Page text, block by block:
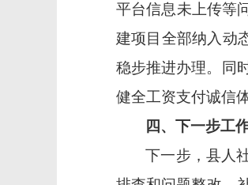
平台信息未上传等
建项目全部纳入动
稳步推进办理。同
健全工资支付诚信
四、下一步工
下一步，县人